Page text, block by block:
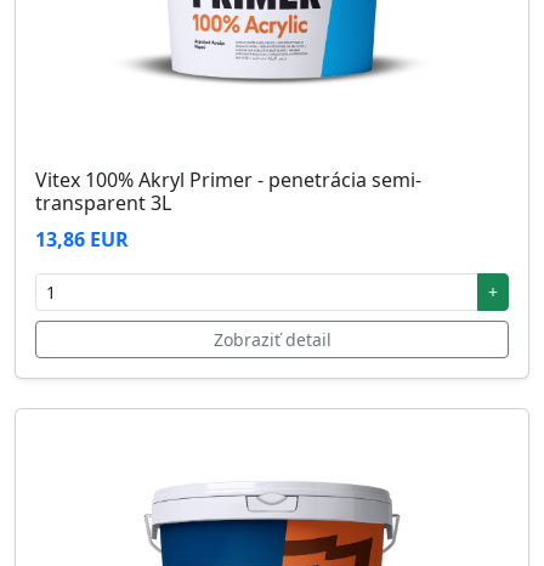
Vitex 100% Akryl Primer - penetrácia semi-
transparent 3L
13,86 EUR
+
Zobraziť detail